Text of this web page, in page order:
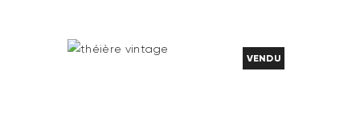
VENDU